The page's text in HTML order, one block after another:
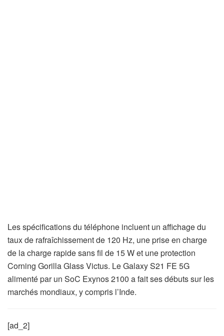
Les spécifications du téléphone incluent un affichage du
taux de rafraîchissement de 120 Hz, une prise en charge
de la charge rapide sans fil de 15 W et une protection
Corning Gorilla Glass Victus. Le Galaxy S21 FE 5G
alimenté par un SoC Exynos 2100 a fait ses débuts sur les
marchés mondiaux, y compris l’Inde.
[ad_2]